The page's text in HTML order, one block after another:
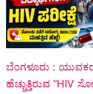
ಬೆಂಗಳೂರು :
ಹೆಚ್ಚುತ್ತಿರುವ “HIV